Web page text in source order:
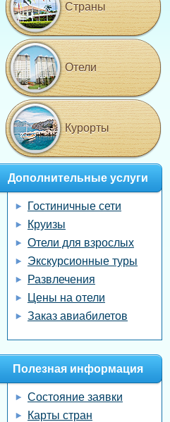
Страны
Отели
Курорты
Дополнительные услуги
Гостиничные сети
Круизы
Отели для взрослых
Экскурсионные туры
Развлечения
Цены на отели
Заказ авиабилетов
Полезная информация
Состояние заявки
Карты стран